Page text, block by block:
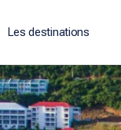
Les destinations